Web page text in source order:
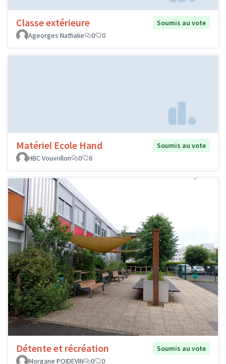
Classe extérieure
Soumis au vote
Ageorges Nathalie
0 0
Matériel Ecole Hand
Soumis au vote
HBC Vouvrillon
0 6
Détente et récréation
Soumis au vote
Morgane POIDEVIN
0 0